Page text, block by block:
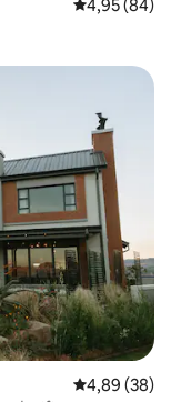
Gemiddelde
4,95 (84)
Gemiddelde
4,89 (38)